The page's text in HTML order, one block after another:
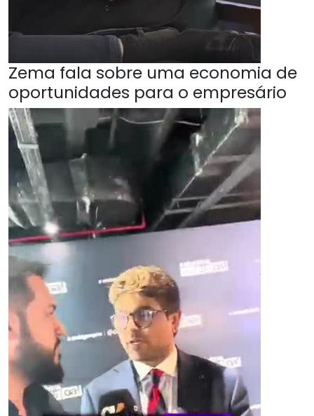
Zema fala sobre uma economia de
oportunidades para o empresário